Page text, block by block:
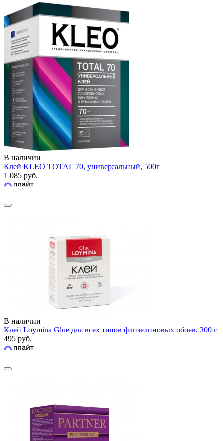
В наличии
Клей KLEO TOTAL 70, универсальный, 500г
1 085 руб.
В наличии
Клей Loymina Glue для всех типов флизелиновых обоев, 300 г
495 руб.